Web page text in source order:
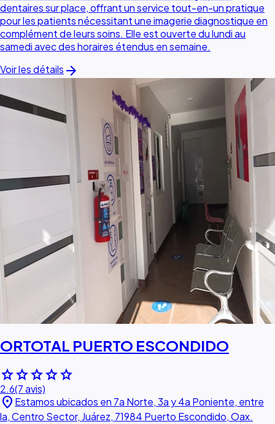
dentaires sur place, offrant un service tout-en-un pratique
pour les patients nécessitant une imagerie diagnostique en
complément de leurs soins. Elle est ouverte du lundi au
samedi avec des horaires étendus en semaine.
Voir les détails arrow_forward
ORTOTAL PUERTO ESCONDIDO
starstarstarstarstar
2.6(7 avis)
location_on Estamos ubicados en 7a Norte, 3a y 4a Poniente, entre
la, Centro Sector, Juárez, 71984 Puerto Escondido, Oax.